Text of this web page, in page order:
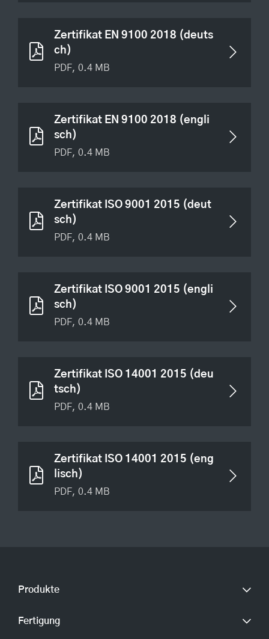
PDF, 0.4 MB
Zertifikat EN 9100 2018 (deuts
ch)
PDF, 0.4 MB
Zertifikat EN 9100 2018 (engli
sch)
PDF, 0.4 MB
Zertifikat ISO 9001 2015 (deut
sch)
PDF, 0.4 MB
Zertifikat ISO 9001 2015 (engli
sch)
PDF, 0.4 MB
Zertifikat ISO 14001 2015 (deu
tsch)
PDF, 0.4 MB
Zertifikat ISO 14001 2015 (eng
lisch)
Produkte
CNC-Frästeile
Fertigung